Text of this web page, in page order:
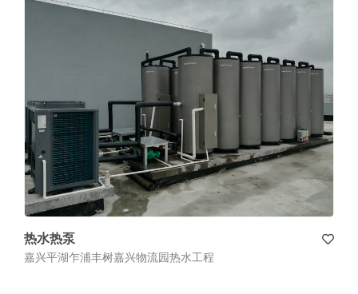
热水热泵
嘉兴平湖乍浦丰树嘉兴物流园热水工程